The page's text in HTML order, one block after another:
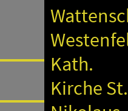
Kath.
Kirche St.